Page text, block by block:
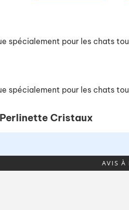
spécialement pour les chats
spécialement pour les chats
Cristaux
AVIS À